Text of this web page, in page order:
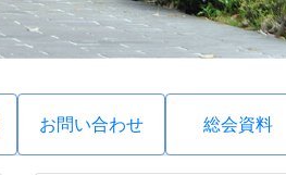
お問い合わせ 総会資料